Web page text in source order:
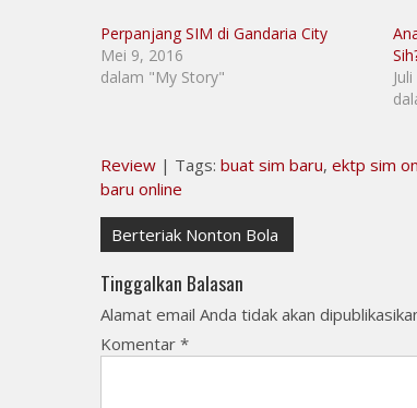
Perpanjang SIM di Gandaria City
Mei 9, 2016
dalam "My Story"
Review | Tags: buat sim baru, ektp sim
baru online
Navigasi
pos
Berteriak Nonton Bola
Tinggalkan Balasan
Alamat email Anda tidak akan
Komentar *